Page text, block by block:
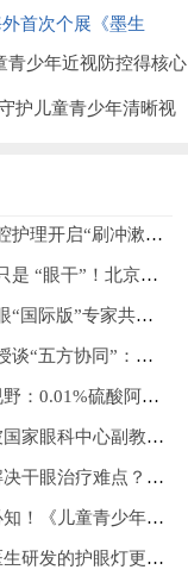
语》
首次个展《墨生
加坡
青少年近视防控得核心
护儿童青少年清晰视
开启“刷冲漱”三维净护时代
北京同仁医院袁进教授解读公共健康新挑战
”专家共识，聆听眼表疾病全球之声
同”：如何打出中国近视防控组合拳？
阿托品滴眼液为中国儿童近视防控提供安全有效的治疗选择
副教授Yu-chi Liu：抗炎治疗，打破干眼症恶性循环
难点？拒接盲目用药，抗炎治疗是关键！
青少年近视防控白皮书》揭秘近视防控新趋势
研发的护眼灯更好吗？